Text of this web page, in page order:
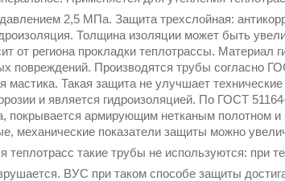
2,5 МПа. Защита трехслойная:
Толщина изоляции может быть
от региона прокладки теплотрассы. Материал
повреждений. Производятся трубы согласно
мастика. Такая защита не улучшает
и является гидроизоляцией. По ГОСТ
покрывается армирующим нетканым полотном и
механические показатели защиты можно
теплотрасс такие трубы не используются: при
ВУС при таком способе защиты